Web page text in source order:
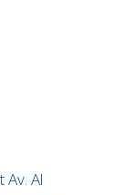
Al